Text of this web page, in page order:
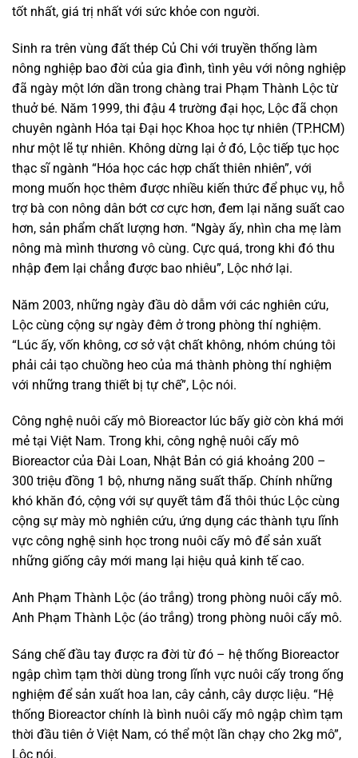
tốt nhất, giá trị nhất với sức khỏe con người.
Sinh ra trên vùng đất thép Củ Chi với truyền thống làm
nông nghiệp bao đời của gia đình, tình yêu với nông nghiệp
đã ngày một lớn dần trong chàng trai Phạm Thành Lộc từ
thuở bé. Năm 1999, thi đậu 4 trường đại học, Lộc đã chọn
chuyên ngành Hóa tại Đại học Khoa học tự nhiên (TP.HCM)
như một lẽ tự nhiên. Không dừng lại ở đó, Lộc tiếp tục học
thạc sĩ ngành “Hóa học các hợp chất thiên nhiên”, với
mong muốn học thêm được nhiều kiến thức để phục vụ, hỗ
trợ bà con nông dân bớt cơ cực hơn, đem lại năng suất cao
hơn, sản phẩm chất lượng hơn. “Ngày ấy, nhìn cha mẹ làm
nông mà mình thương vô cùng. Cực quá, trong khi đó thu
nhập đem lại chẳng được bao nhiêu”, Lộc nhớ lại.
Năm 2003, những ngày đầu dò dẫm với các nghiên cứu,
Lộc cùng cộng sự ngày đêm ở trong phòng thí nghiệm.
“Lúc ấy, vốn không, cơ sở vật chất không, nhóm chúng tôi
phải cải tạo chuồng heo của má thành phòng thí nghiệm
với những trang thiết bị tự chế”, Lộc nói.
Công nghệ nuôi cấy mô Bioreactor lúc bấy giờ còn khá mới
mẻ tại Việt Nam. Trong khi, công nghệ nuôi cấy mô
Bioreactor của Đài Loan, Nhật Bản có giá khoảng 200 –
300 triệu đồng 1 bộ, nhưng năng suất thấp. Chính những
khó khăn đó, cộng với sự quyết tâm đã thôi thúc Lộc cùng
cộng sự mày mò nghiên cứu, ứng dụng các thành tựu lĩnh
vực công nghệ sinh học trong nuôi cấy mô để sản xuất
những giống cây mới mang lại hiệu quả kinh tế cao.
Anh Phạm Thành Lộc (áo trắng) trong phòng nuôi cấy mô.
Anh Phạm Thành Lộc (áo trắng) trong phòng nuôi cấy mô.
Sáng chế đầu tay được ra đời từ đó – hệ thống Bioreactor
ngập chìm tạm thời dùng trong lĩnh vực nuôi cấy trong ống
nghiệm để sản xuất hoa lan, cây cảnh, cây dược liệu. “Hệ
thống Bioreactor chính là bình nuôi cấy mô ngập chìm tạm
thời đầu tiên ở Việt Nam, có thể một lần chạy cho 2kg mô”,
Lộc nói.